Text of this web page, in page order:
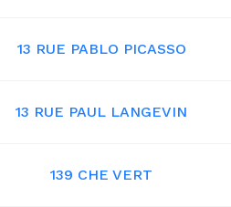
13 RUE PABLO PICASSO
13 RUE PAUL LANGEVIN
139 CHE VERT